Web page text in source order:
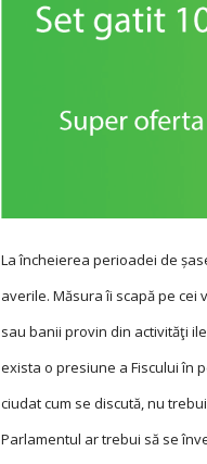
La încheierea perioadei de
averile. Măsura îi scapă pe
sau banii provin din activităţi
exista o presiune a Fiscului în
ciudat cum se discută, nu
Parlamentul ar trebui să se